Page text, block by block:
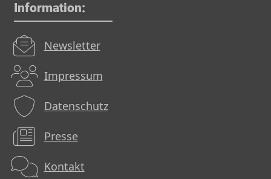
Information:
Newsletter
Impressum
Datenschutz
Presse
Kontakt